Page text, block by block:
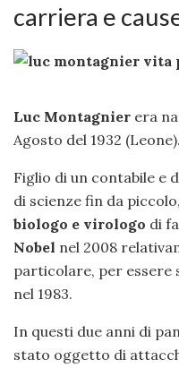
carriera e
Luc Montagnier era
Agosto del 1932 (Leone).
Figlio di un contabile e
di scienze fin da
biologo e virologo di
Nobel nel 2008
particolare, per essere
nel 1983.
In questi due anni di
stato oggetto di